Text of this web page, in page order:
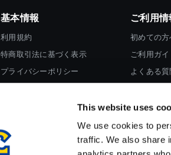
This website uses
We use cookies to
traffic. We also share
基本情報
利用規約
特商取引法に基づく表示
プライバシーポリシー
ご利用情
初めての方
ご利用ガイ
よくある質